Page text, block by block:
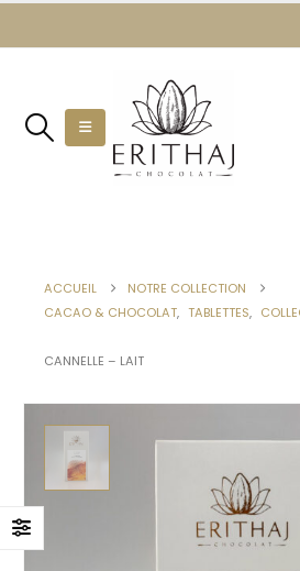
ACCUEIL
NOTRE COLLECTION
CACAO & CHOCOLAT, TABLETTES,
CANNELLE – LAIT